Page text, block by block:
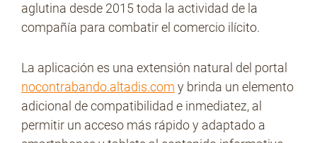
Prensa
Contacto
aglutina desde 2015 toda la actividad de la
compañía para combatir el comercio ilícito.
La aplicación es una extensión natural del portal
nocontrabando.altadis.com y brinda un elemento
adicional de compatibilidad e inmediatez, al
permitir un acceso más rápido y adaptado a